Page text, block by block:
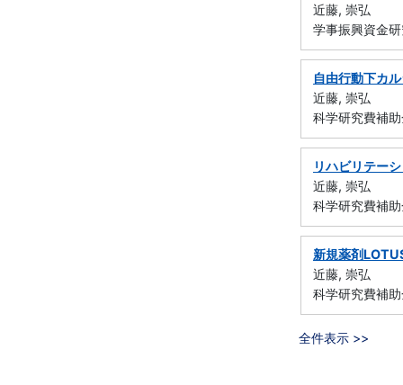
近藤, 崇弘
学事振興資金
自由行動下カ
近藤, 崇弘
科学研究費補
リハビリテー
近藤, 崇弘
科学研究費補
新規薬剤
近藤, 崇弘
科学研究費補
全件表示 >>